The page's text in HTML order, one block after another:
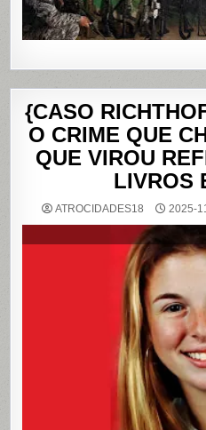
{CASO
O CRIME QUE
QUE VIROU
LIVROS
ATROCIDADES18 2025-